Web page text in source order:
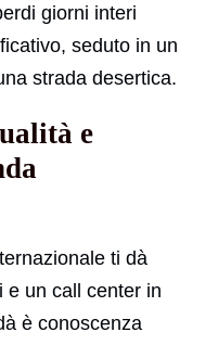
giorni interi
seduto in un
strada desertica.
e
ti dà
e un call center in
è conoscenza